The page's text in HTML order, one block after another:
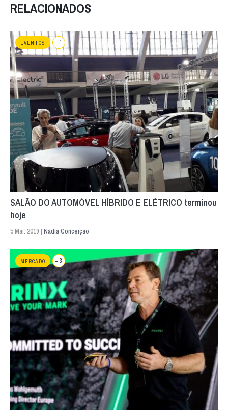
RELACIONADOS
EVENTOS + 1
SALÃO DO AUTOMÓVEL HÍBRIDO E ELÉTRICO terminou
hoje
5 Mai. 2019 | Nádia Conceição
MERCADO + 3